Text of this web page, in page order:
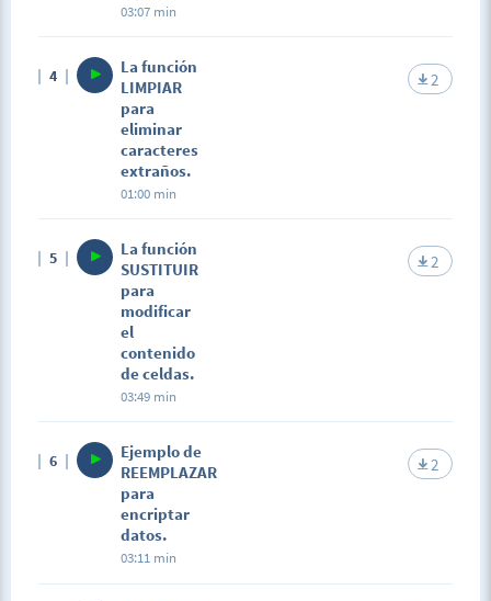
03:07 min
4
La función
LIMPIAR
para
eliminar
caracteres
extraños.
01:00 min
2
5
La función
SUSTITUIR
para
modificar
el
contenido
de celdas.
03:49 min
2
6
Ejemplo de
REEMPLAZAR
para
encriptar
datos.
03:11 min
2